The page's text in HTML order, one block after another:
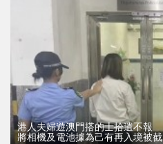
​港人夫婦遊澳門搭的士拾遺不報
將相機及電池據為己有再入境被截